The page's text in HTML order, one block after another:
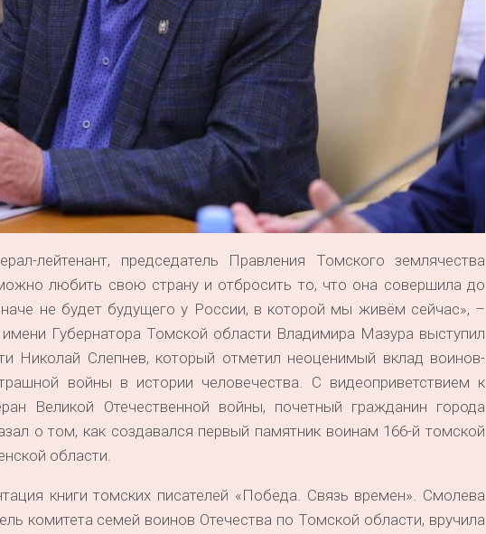
лейтенант, председатель Правления Томского землячества
любить свою страну и отбросить то, что она совершила до
не будет будущего у России, в которой мы живём сейчас», –
Губернатора Томской области Владимира Мазура выступил
Николай Слепнев, который отметил неоценимый вклад воинов-
войны в истории человечества. С видеоприветствием к
Великой Отечественной войны, почетный гражданин города
о том, как создавался первый памятник воинам 166-й томской
области.
книги томских писателей «Победа. Связь времен». Смолева
комитета семей воинов Отечества по Томской области, вручила